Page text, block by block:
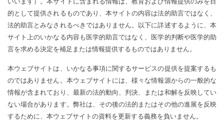
的として提供されるものであり、本サイトの内容は法的助言ではなく、
法的助言とみなされるべきではありません。以下に詳述するように、本
サイト上のいかなる内容も医学的助言ではなく、医学的判断や医学的助
言を求める決定を補足または情報提供するものではありません。
本ウェブサイトは、いかなる事項に関するサービスの提供を提案するも
のではありません。本ウェブサイトには、様々な情報源からの一般的な
情報が含まれており、最新の法的動向、判決、または和解を反映してい
ない場合があります。弊社は、その後の法的またはその他の進展を反映
するために、本ウェブサイトの資料を更新する義務を負いません。